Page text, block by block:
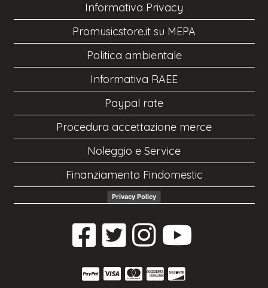
Informativa Privacy
Promusicstore.it su MEPA
Politica ambientale
Informativa RAEE
Paypal rate
Procedura accettazione merce
Noleggio e Service
Finanziamento Findomestic
Privacy Policy